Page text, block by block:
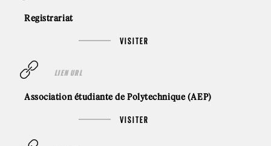
Registrariat
VISITER
LIEN URL
Association étudiante de Polytechnique (AEP)
VISITER